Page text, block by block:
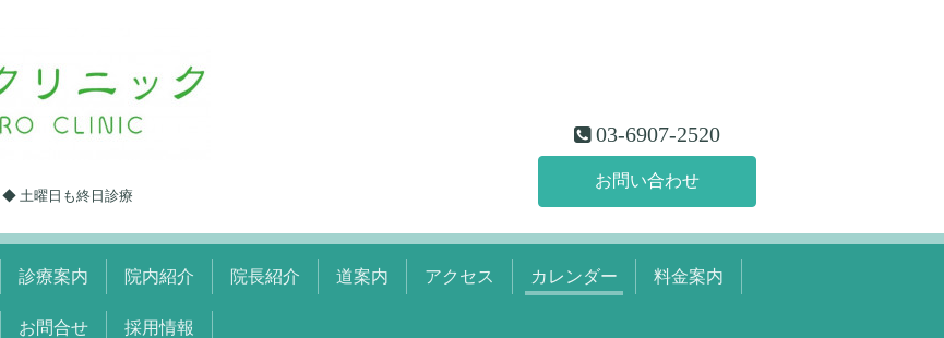
◆ 土曜日も終日診療
03-6907-2520
お問い合わせ
診療案内 院内紹介 院長紹介 道案内 アクセス カレンダー 料金案内
お問合せ 採用情報